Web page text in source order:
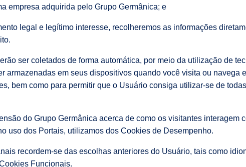
empresa adquirida pelo Grupo Germânica; e
legal e legítimo interesse, recolheremos as informações
ser coletados de forma automática, por meio da utilização de
armazenadas em seus dispositivos quando você visita ou
bem como para permitir que o Usuário consiga utilizar-se de
do Grupo Germânica acerca de como os visitantes
uso dos Portais, utilizamos dos Cookies de Desempenho.
recordem-se das escolhas anteriores do Usuário, tais como
Funcionais.